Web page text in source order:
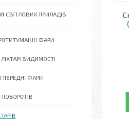
СВІТЛОВИХ ПРИЛАДІВ
ФАРИ
ЛІХТАРІ ВИДИМОСТІ
ПЕРЕДНІ ФАРИ